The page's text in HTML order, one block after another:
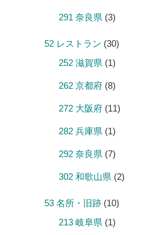
291 奈良県 (3)
52 レストラン (30)
252 滋賀県 (1)
262 京都府 (8)
272 大阪府 (11)
282 兵庫県 (1)
292 奈良県 (7)
302 和歌山県 (2)
53 名所・旧跡 (10)
213 岐阜県 (1)